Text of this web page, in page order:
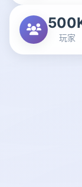
玩家